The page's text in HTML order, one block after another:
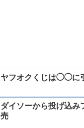
ヤフオクくじは◯◯に
ダイソーから投げ込み
売